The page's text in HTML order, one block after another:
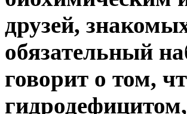
друзей,
обязательный
говорит о том,